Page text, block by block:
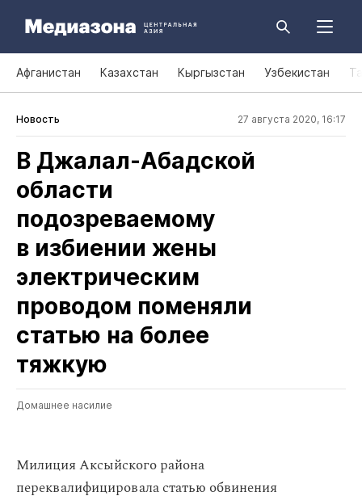
Афганистан Казахстан Кыргызстан Узбекистан
Новость 27 августа 2020, 16:17
В Джалал‑Абадской
области
подозреваемому
в избиении жены
электрическим
проводом поменяли
статью на более
тяжкую
Домашнее насилие
Милиция Аксыйского района
переквалифицировала статью обвинения